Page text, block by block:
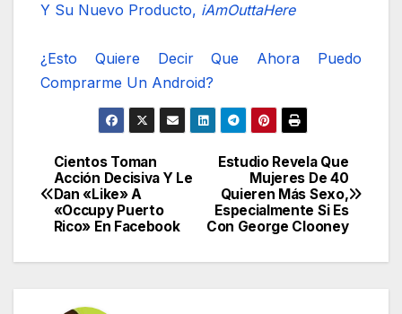
Y Su Nuevo Producto, iAmOuttaHere
¿Esto Quiere Decir Que Ahora Puedo
Comprarme Un Android?
Navegación
de
Estudio Revela Que
Mujeres De 40
Quieren Más Sexo,
Especialmente Si Es
Con George Clooney
Cientos Toman
Acción Decisiva Y Le
Dan «Like» A
«Occupy Puerto
Rico» En Facebook